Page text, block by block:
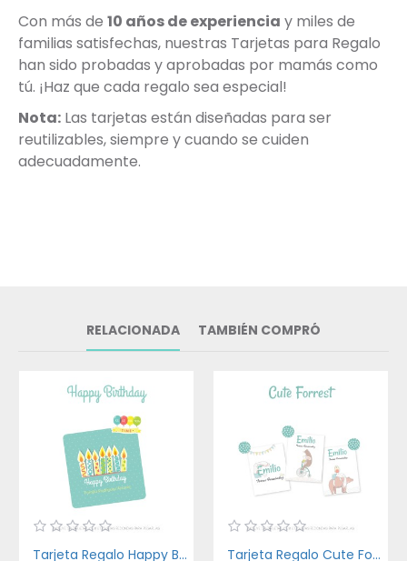
Con más de 10 años de experiencia y miles de
familias satisfechas, nuestras Tarjetas para Regalo
han sido probadas y aprobadas por mamás como
tú. ¡Haz que cada regalo sea especial!
Nota: Las tarjetas están diseñadas para ser
reutilizables, siempre y cuando se cuiden
adecuadamente.
RELACIONADA TAMBIÉN COMPRÓ
Tarjeta Regalo Happy Birthday Tarjeta Regalo Cute Forest